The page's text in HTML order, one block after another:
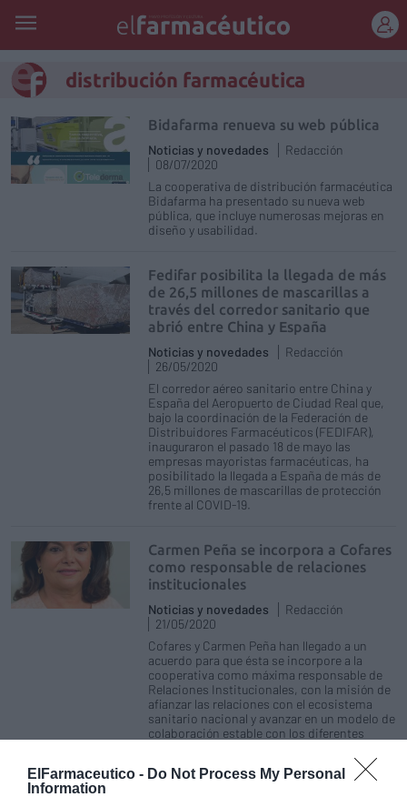
ElFarmaceutico - Do Not Process My Personal
Information
distribución farmacéutica
Bidafarma renueva su web pública
Noticias y novedades
Redacción
08/07/2020
La cooperativa de distribución farmacéutica
Bidafarma ha presentado su nueva web
pública, que incluye numerosas mejoras en
diseño y usabilidad.
Fedifar posibilita la llegada de más
de 26,5 millones de mascarillas a
través del corredor sanitario que
abrió entre China y España
Noticias y novedades
Redacción
26/05/2020
El corredor aéreo sanitario entre China y
España del Aeropuerto de Ciudad Real que,
bajo la coordinación de la Federación de
Distribuidores Farmacéuticos (FEDIFAR),
inauguraron el pasado 18 de mayo las
empresas mayoristas farmacéuticas, ha
posibilitado la llegada a España de más de
26,5 millones de mascarillas de protección
frente al COVID-19.
Carmen Peña se incorpora a Cofares
como responsable de relaciones
institucionales
Noticias y novedades
Redacción
21/05/2020
Cofares y Carmen Peña han llegado a un
acuerdo para que ésta se incorpore a la
cooperativa como máxima responsable de
Relaciones Institucionales, con la misión de
afianzar las relaciones con el ecosistema
sanitario nacional y avanzar en un modelo de
colaboración estable con los diferentes